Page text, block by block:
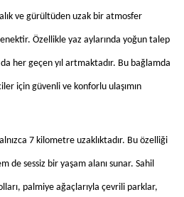
ve gürültüden uzak bir atmosfer
Özellikle yaz aylarında yoğun talep
için güvenli ve konforlu ulaşımın
7 kilometre uzaklıktadır. Bu özelliği
de sessiz bir yaşam alanı sunar. Sahil
palmiye ağaçlarıyla çevrili parklar,